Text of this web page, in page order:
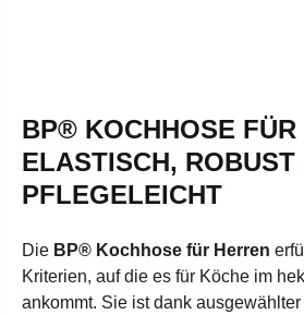
BP® KOCHHOSE FÜR
ELASTISCH, ROBUST
PFLEGELEICHT
Die BP® Kochhose für Herren
Kriterien, auf die es für Köche im
ankommt. Sie ist dank